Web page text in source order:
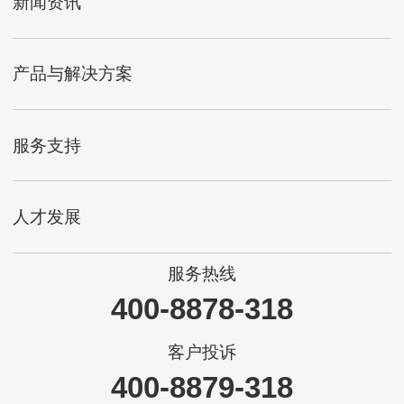
产品与解决方案
服务支持
人才发展
服务热线
400-8878-318
客户投诉
400-8879-318